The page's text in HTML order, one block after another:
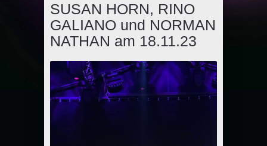
SUSAN HORN, RINO
GALIANO und NORMAN
NATHAN am 18.11.23